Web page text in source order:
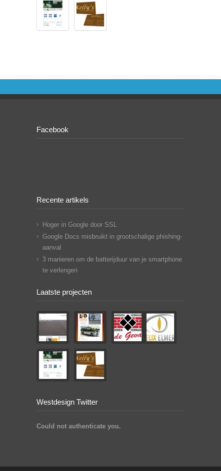
Facebook
Recente artikels
Hoger in Google door SSL
Google Docs misbruikt in grootschalige phishing-
aanval
3 manieren om de batterijduur van je smartphone
te verlengen
Laatste projecten
Westdesign Twitter
Could not authenticate you.